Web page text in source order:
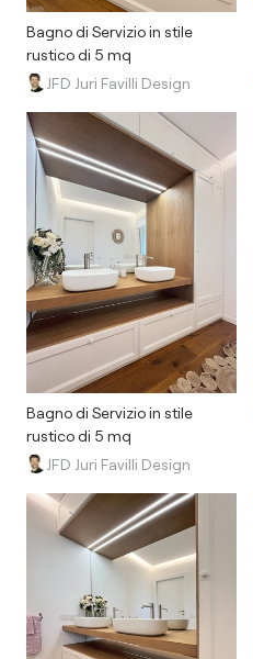
Bagno di Servizio in stile
rustico di 5 mq
JFD Juri Favilli Design
Bagno di Servizio in stile
rustico di 5 mq
JFD Juri Favilli Design